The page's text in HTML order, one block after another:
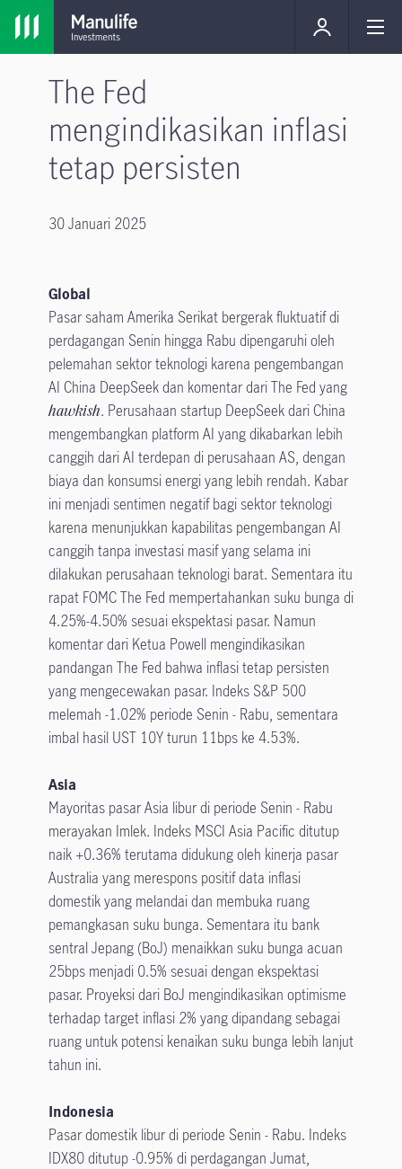
The Fed
mengindikasikan inflasi
tetap persisten
30 Januari 2025
Global
Pasar saham Amerika Serikat bergerak fluktuatif di
perdagangan Senin hingga Rabu dipengaruhi oleh
pelemahan sektor teknologi karena pengembangan
AI China DeepSeek dan komentar dari The Fed yang
hawkish. Perusahaan startup DeepSeek dari China
mengembangkan platform AI yang dikabarkan lebih
canggih dari AI terdepan di perusahaan AS, dengan
biaya dan konsumsi energi yang lebih rendah. Kabar
ini menjadi sentimen negatif bagi sektor teknologi
karena menunjukkan kapabilitas pengembangan AI
canggih tanpa investasi masif yang selama ini
dilakukan perusahaan teknologi barat. Sementara itu
rapat FOMC The Fed mempertahankan suku bunga di
4.25%-4.50% sesuai ekspektasi pasar. Namun
komentar dari Ketua Powell mengindikasikan
pandangan The Fed bahwa inflasi tetap persisten
yang mengecewakan pasar. Indeks S&P 500
melemah -1.02% periode Senin - Rabu, sementara
imbal hasil UST 10Y turun 11bps ke 4.53%.
Asia
Mayoritas pasar Asia libur di periode Senin - Rabu
merayakan Imlek. Indeks MSCI Asia Pacific ditutup
naik +0.36% terutama didukung oleh kinerja pasar
Australia yang merespons positif data inflasi
domestik yang melandai dan membuka ruang
pemangkasan suku bunga. Sementara itu bank
sentral Jepang (BoJ) menaikkan suku bunga acuan
25bps menjadi 0.5% sesuai dengan ekspektasi
pasar. Proyeksi dari BoJ mengindikasikan optimisme
terhadap target inflasi 2% yang dipandang sebagai
ruang untuk potensi kenaikan suku bunga lebih lanjut
tahun ini.
Indonesia
Pasar domestik libur di periode Senin - Rabu. Indeks
IDX80 ditutup -0.95% di perdagangan Jumat,